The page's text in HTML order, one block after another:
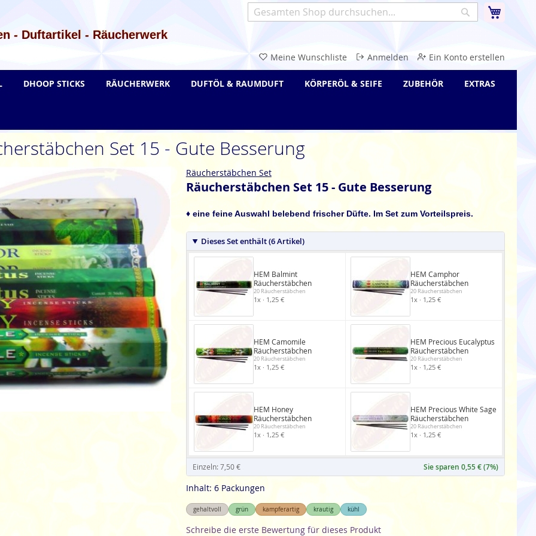
Suche
- Duftartikel - Räucherwerk
Meine Wunschliste Anmelden Ein Konto erstellen
Set 15 - Gute Besserung
Räucherstäbchen Set
Räucherstäbchen Set 15 - Gute Besserung
♦ eine feine Auswahl belebend frischer Düfte. Im Set zum Vorteilspreis.
Dieses Set enthält (6 Artikel)
HEM Balmint
Räucherstäbchen
20 Räucherstäbchen
1x · 1,25 €
HEM Camphor
Räucherstäbchen
20 Räucherstäbchen
1x · 1,25 €
HEM Camomile
Räucherstäbchen
20 Räucherstäbchen
1x · 1,25 €
HEM Precious Eucalyptus
Räucherstäbchen
20 Räucherstäbchen
1x · 1,25 €
HEM Honey
Räucherstäbchen
20 Räucherstäbchen
1x · 1,25 €
HEM Precious White Sage
Räucherstäbchen
20 Räucherstäbchen
1x · 1,25 €
Einzeln: 7,50 € Sie sparen 0,55 € (7%)
Inhalt: 6 Packungen
gehaltvoll grün kampferartig krautig kühl
Schreibe die erste Bewertung für dieses Produkt
DHOOP STICKS RÄUCHERWERK DUFTÖL & RAUMDUFT KÖRPERÖL & SEIFE ZUBEHÖR EXTRAS